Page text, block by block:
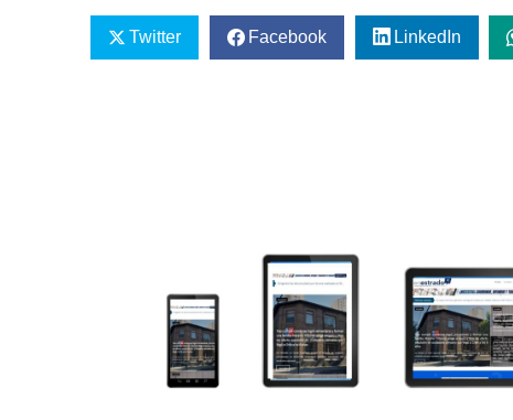
Twitter Facebook LinkedIn